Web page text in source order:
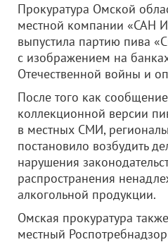
Прокуратура Омской
местной компании «САН
выпустила партию пива
с изображением на
Отечественной войны и
После того как
коллекционной версии
в местных СМИ,
постановило возбудить
нарушения
распространения
алкогольной продукции.
Омская прокуратура
местный